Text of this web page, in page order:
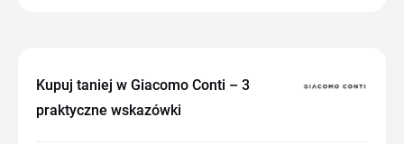
Kupuj taniej w Giacomo Conti – 3
praktyczne wskazówki